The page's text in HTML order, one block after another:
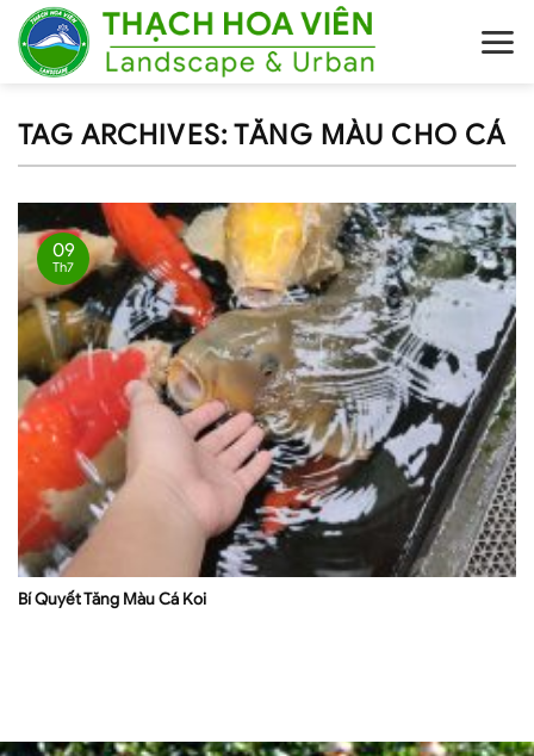
Skip
content
TAG ARCHIVES:TĂNG MÀU CHO CÁ
Bí Quyết Tăng Màu Cá Koi
09
Th7